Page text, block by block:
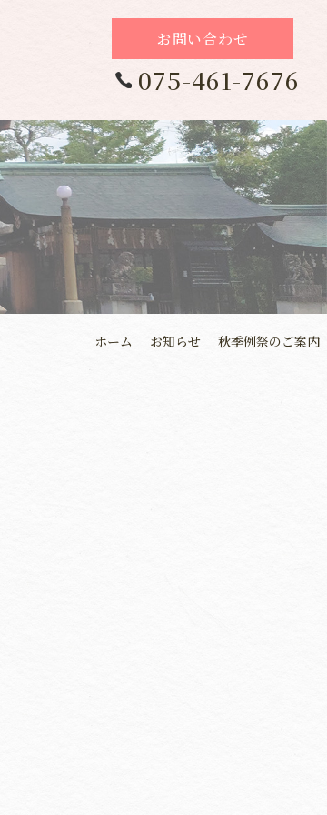
お問い合わせ
075-461-7676
ホーム お知らせ 秋季例祭のご案内